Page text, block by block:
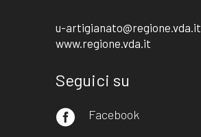
u-artigianato@regione.vda.it
www.regione.vda.it
Seguici su
 Facebook